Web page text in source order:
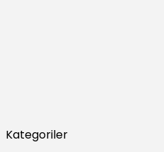
Kategoriler